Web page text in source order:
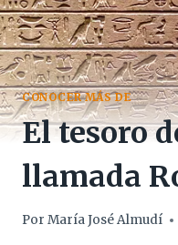
CONOCER MÁS DE
El tesoro
llamada
Por María José Almudí